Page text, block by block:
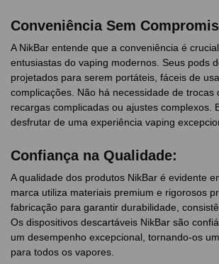
Conveniência Sem
A NikBar entende que a conveniência é
entusiastas do vaping modernos. Seus pods
projetados para serem portáteis, fáceis de
complicações. Não há necessidade de trocas
recargas complicadas ou ajustes complexos.
desfrutar de uma experiência vaping
Confiança na Qualidade:
A qualidade dos produtos NikBar é evidente
marca utiliza materiais premium e rigorosos
fabricação para garantir durabilidade,
Os dispositivos descartáveis NikBar são
um desempenho excepcional, tornando-os
para todos os vapores.